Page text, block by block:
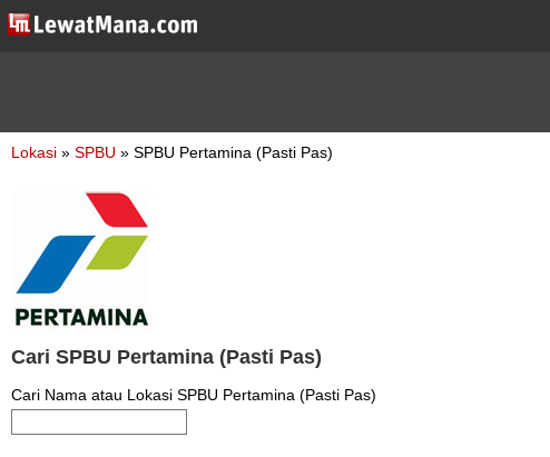
Lokasi » SPBU » SPBU Pertamina (Pasti Pas)
Cari SPBU Pertamina (Pasti Pas)
Cari Nama atau Lokasi SPBU Pertamina (Pasti Pas)